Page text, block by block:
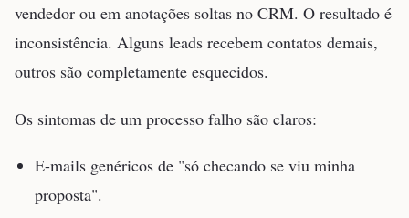
vendedor ou em anotações soltas no CRM. O resultado é
inconsistência. Alguns leads recebem contatos demais,
outros são completamente esquecidos.
Os sintomas de um processo falho são claros:
E-mails genéricos de "só checando se viu minha
proposta".